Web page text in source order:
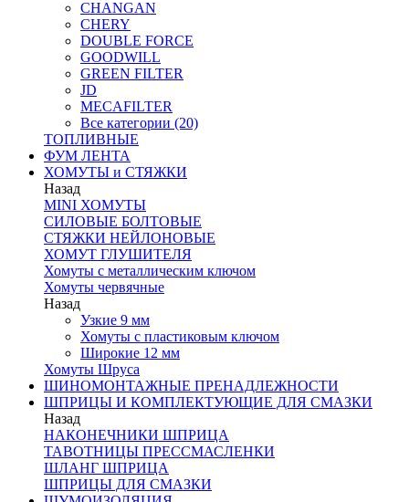
CHANGAN
CHERY
DOUBLE FORCE
GOODWILL
GREEN FILTER
JD
MECAFILTER
Все категории (20)
ТОПЛИВНЫЕ
ФУМ ЛЕНТА
ХОМУТЫ и СТЯЖКИ
Назад
MINI ХОМУТЫ
СИЛОВЫЕ БОЛТОВЫЕ
СТЯЖКИ НЕЙЛОНОВЫЕ
ХОМУТ ГЛУШИТЕЛЯ
Хомуты с металлическим ключом
Хомуты червячные
Назад
Узкие 9 мм
Хомуты с пластиковым ключом
Широкие 12 мм
Хомуты Шруса
ШИНОМОНТАЖНЫЕ ПРЕНАДЛЕЖНОСТИ
ШПРИЦЫ И КОМПЛЕКТУЮЩИЕ ДЛЯ СМАЗКИ
Назад
НАКОНЕЧНИКИ ШПРИЦА
ТАВОТНИЦЫ ПРЕССМАСЛЕНКИ
ШЛАНГ ШПРИЦА
ШПРИЦЫ ДЛЯ СМАЗКИ